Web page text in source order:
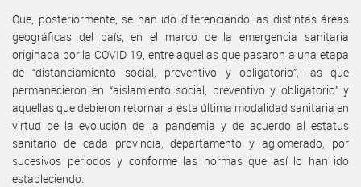
Que, posteriormente, se han ido diferenciando las distintas áreas
geográficas del país, en el marco de la emergencia sanitaria
originada por la COVID 19, entre aquellas que pasaron a una etapa
de “distanciamiento social, preventivo y obligatorio”, las que
permanecieron en “aislamiento social, preventivo y obligatorio” y
aquellas que debieron retornar a ésta última modalidad sanitaria en
virtud de la evolución de la pandemia y de acuerdo al estatus
sanitario de cada provincia, departamento y aglomerado, por
sucesivos periodos y conforme las normas que así lo han ido
estableciendo.